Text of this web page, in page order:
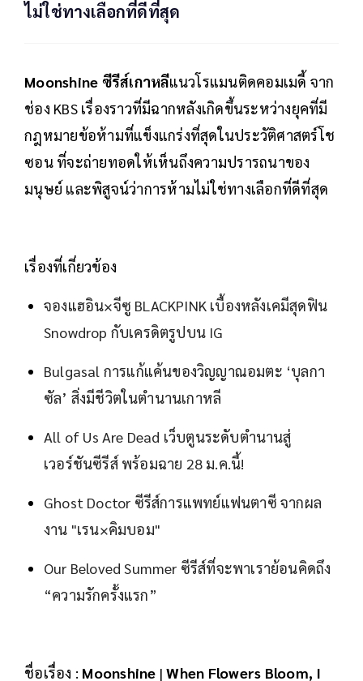
ไม่ใช่ทางเลือกที่ดีที่สุด
Moonshine ซีรีส์เกาหลีแนวโรแมนติดคอมเมดี้ จาก
ช่อง KBS เรื่องราวที่มีฉากหลังเกิดขึ้นระหว่างยุคที่มี
กฎหมายข้อห้ามที่แข็งแกร่งที่สุดในประวัติศาสตร์โช
ซอน ที่จะถ่ายทอดให้เห็นถึงความปรารถนาของ
มนุษย์ และพิสูจน์ว่าการห้ามไม่ใช่ทางเลือกที่ดีที่สุด
เรื่องที่เกี่ยวข้อง
จองแฮอิน×จีซู BLACKPINK เบื้องหลังเคมีสุดฟิน
Snowdrop กับเครดิตรูปบน IG
Bulgasal การแก้แค้นของวิญญาณอมตะ ‘บุลกา
ซัล’ สิ่งมีชีวิตในตำนานเกาหลี
All of Us Are Dead เว็บตูนระดับตำนานสู่
เวอร์ชันซีรีส์ พร้อมฉาย 28 ม.ค.นี้!
Ghost Doctor ซีรีส์การแพทย์แฟนตาซี จากผล
งาน "เรน×คิมบอม"
Our Beloved Summer ซีรีส์ที่จะพาเราย้อนคิดถึง
“ความรักครั้งแรก”
ชื่อเรื่อง : Moonshine |When Flowers Bloom, I